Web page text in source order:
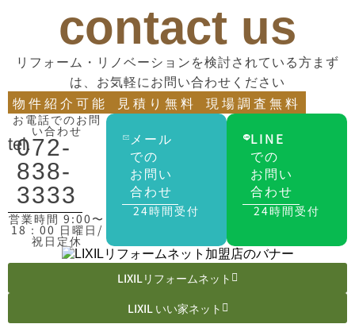
contact us
リフォーム・リノベーションを検討されている方まず
は、お気軽にお問い合わせください
物件紹介可能
見積り無料 現場調査無料
お電話でのお問
い合わせ
tel.
072-
838-
3333
営業時間 9:00〜
18：00 日曜日/
祝日定休
メール
での
お問い
合わせ
24時間受付
LINE
での
お問い
合わせ
24時間受付
LIXILリフォームネット
LIXIL いい家ネット